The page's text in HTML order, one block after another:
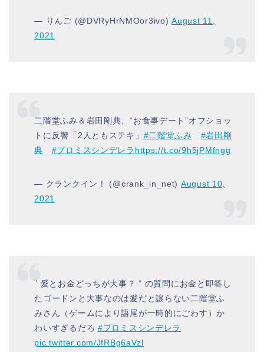
— りんご (@DVRyHrNMOor3ivo)August 11,
2021
二階堂ふみ＆岩田剛典、“お食事デート”オフショッ
トに反響「2人ともステキ」 #二階堂ふみ
#岩田剛
典
#プロミスシンデレラ https://t.co/9h5jPMfngg
— クランクイン！ (@crank_in_net) August 10,
2021
” 愛とお金どっちが大事？ ” の質問にお金と即答し
たゴードンと大事なのは愛だと譲らない二階堂ふ
みさん（ゲームにより語尾が一時的にごわす）か
わいすぎるだろ #プロミスシンデレラ
pic.twitter.com/JfRBg6aVzl